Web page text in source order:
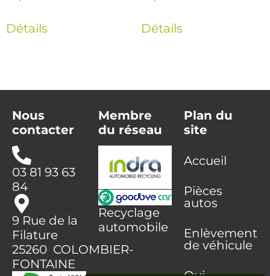
Détails Détails
Nous
contacter
03 81 93 63
84
9 Rue de la
Filature
25260 COLOMBIER-
FONTAINE
Membre
du réseau
Recyclage
automobile
Plan du
site
Accueil
Pièces
autos
Enlèvement
de véhicule